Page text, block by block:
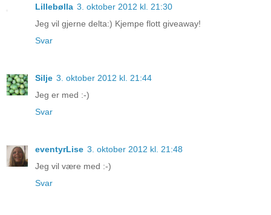
Lillebølla 3. oktober 2012 kl. 21:30
Jeg vil gjerne delta:) Kjempe flott giveaway!
Svar
Silje 3. oktober 2012 kl. 21:44
Jeg er med :-)
Svar
eventyrLise 3. oktober 2012 kl. 21:48
Jeg vil være med :-)
Svar